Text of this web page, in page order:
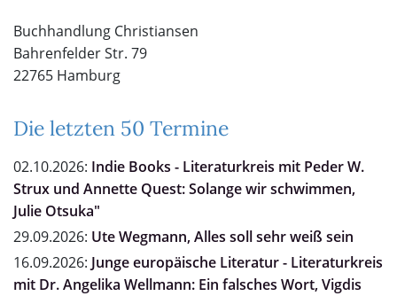
Buchhandlung Christiansen
Bahrenfelder Str. 79
22765 Hamburg
Die letzten 50 Termine
02.10.2026: Indie Books - Literaturkreis mit Peder W.
Strux und Annette Quest: Solange wir schwimmen,
Julie Otsuka"
29.09.2026: Ute Wegmann, Alles soll sehr weiß sein
16.09.2026: Junge europäische Literatur - Literaturkreis
mit Dr. Angelika Wellmann: Ein falsches Wort, Vigdis